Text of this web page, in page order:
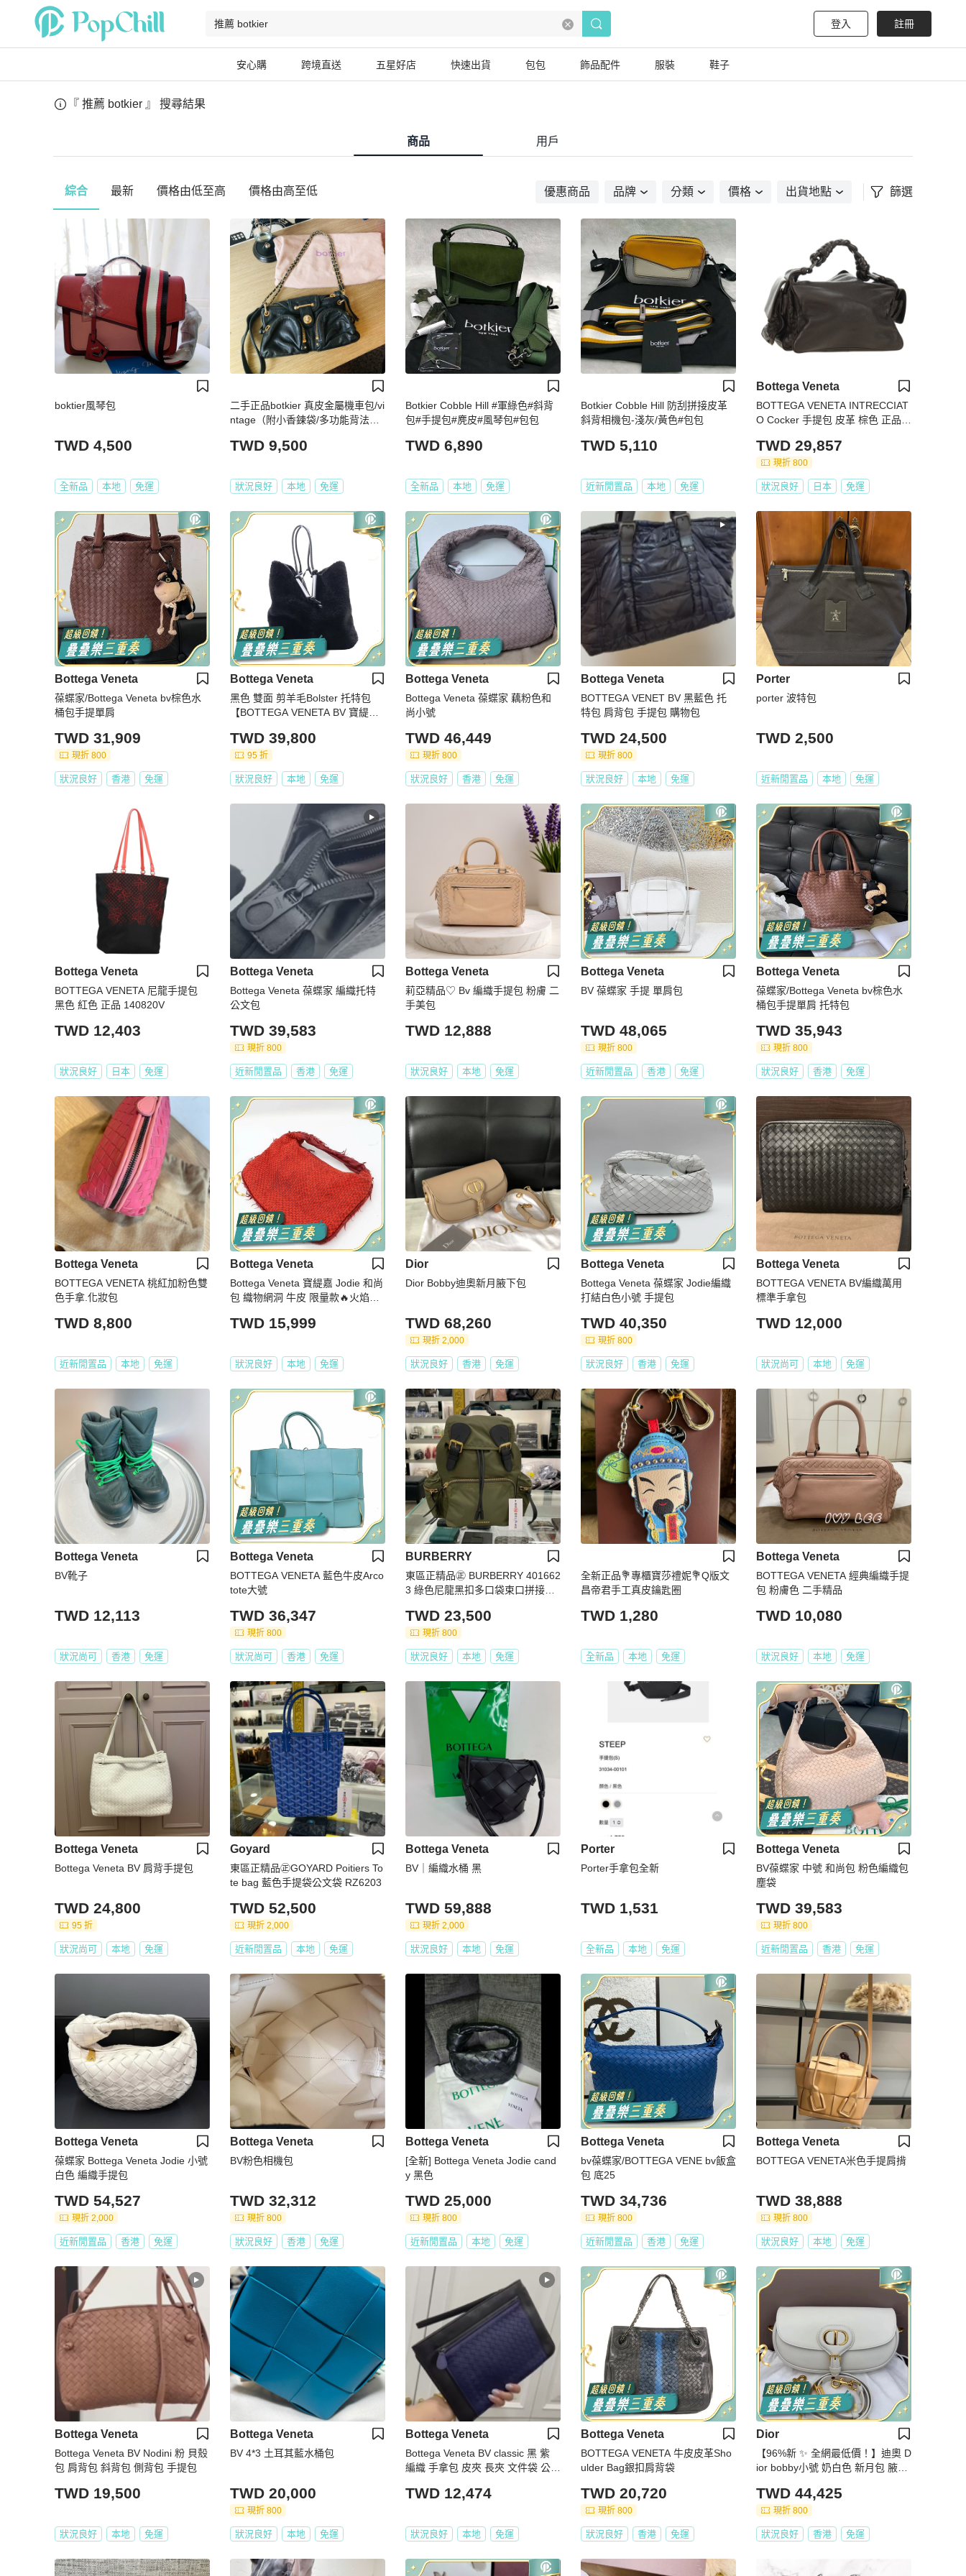
登入 註冊
安心購 跨境直送 五星好店 快速出貨 包包 飾品配件 服裝 鞋子
『 推薦 botkier 』 搜尋結果
商品 用戶
綜合 最新 價格由低至高 價格由高至低 優惠商品 品牌 分類 價格 出貨地點 篩選
boktier風琴包
TWD 4,500
全新品 本地 免運
二手正品botkier 真皮金屬機車包/vi
ntage（附小香鍊袋/多功能背法）
TWD 9,500
狀況良好 本地 免運
Botkier Cobble Hill #軍綠色#斜背
包#手提包#麂皮#風琴包#包包
TWD 6,890
全新品 本地 免運
Botkier Cobble Hill 防刮拼接皮革
斜背相機包-淺灰/黃色#包包
TWD 5,110
近新閒置品 本地 免運
Bottega Veneta
BOTTEGA VENETA INTRECCIAT
O Cocker 手提包 皮革 棕色 正品 1
TWD 29,857
現折 800
狀況良好 日本 免運
Bottega Veneta
葆蝶家/Bottega Veneta bv棕色水
桶包手提單肩
TWD 31,909
現折 800
狀況良好 香港 免運
Bottega Veneta
黑色 雙面 剪羊毛Bolster 托特包
【BOTTEGA VENETA BV 寶緹
TWD 39,800
95 折
狀況良好 本地 免運
Bottega Veneta
Bottega Veneta 葆蝶家 藕粉色和
尚小號
TWD 46,449
現折 800
狀況良好 香港 免運
Bottega Veneta
BOTTEGA VENET BV 黑藍色 托
特包 肩背包 手提包 購物包
TWD 24,500
現折 800
狀況良好 本地 免運
Porter
porter 波特包
TWD 2,500
近新閒置品 本地 免運
Bottega Veneta
BOTTEGA VENETA 尼龍手提包
黑色 紅色 正品 140820V
TWD 12,403
狀況良好 日本 免運
Bottega Veneta
Bottega Veneta 葆蝶家 編織托特
公文包
TWD 39,583
現折 800
近新閒置品 香港 免運
Bottega Veneta
莉亞精品♡ Bv 編織手提包 粉膚 二
手美包
TWD 12,888
狀況良好 本地 免運
Bottega Veneta
BV 葆蝶家 手提 單肩包
TWD 48,065
現折 800
近新閒置品 香港 免運
Bottega Veneta
葆蝶家/Bottega Veneta bv棕色水
桶包手提單肩 托特包
TWD 35,943
現折 800
狀況良好 香港 免運
Bottega Veneta
BOTTEGA VENETA 桃紅加粉色雙
色手拿.化妝包
TWD 8,800
近新閒置品 本地 免運
Bottega Veneta
Bottega Veneta 寶緹嘉 Jodie 和尚
包 織物網洞 牛皮 限量款🔥火焰鳥
TWD 15,999
狀況良好 本地 免運
Dior
Dior Bobby迪奧新月腋下包
TWD 68,260
現折 2,000
狀況良好 香港 免運
Bottega Veneta
Bottega Veneta 葆蝶家 Jodie編織
打結白色小號 手提包
TWD 40,350
現折 800
狀況良好 香港 免運
Bottega Veneta
BOTTEGA VENETA BV編織萬用
標準手拿包
TWD 12,000
狀況尚可 本地 免運
Bottega Veneta
BV靴子
TWD 12,113
狀況尚可 香港 免運
Bottega Veneta
BOTTEGA VENETA 藍色牛皮Arco
tote大號
TWD 36,347
現折 800
狀況尚可 香港 免運
BURBERRY
東區正精品㊣ BURBERRY 401662
3 綠色尼龍黑扣多口袋束口拼接皮
TWD 23,500
現折 800
狀況良好 本地 免運
全新正品💐專櫃寶莎禮妮💐Q版文
昌帝君手工真皮鑰匙圈
TWD 1,280
全新品 本地 免運
Bottega Veneta
BOTTEGA VENETA 經典編織手提
包 粉膚色 二手精品
TWD 10,080
狀況良好 本地 免運
Bottega Veneta
Bottega Veneta BV 肩背手提包
TWD 24,800
95 折
狀況尚可 本地 免運
Goyard
東區正精品㊣GOYARD Poitiers To
te bag 藍色手提袋公文袋 RZ6203
TWD 52,500
現折 2,000
近新閒置品 本地 免運
Bottega Veneta
BV｜編織水桶 黑
TWD 59,888
現折 2,000
狀況良好 本地 免運
Porter
Porter手拿包全新
TWD 1,531
全新品 本地 免運
Bottega Veneta
BV葆蝶家 中號 和尚包 粉色編織包
塵袋
TWD 39,583
現折 800
近新閒置品 香港 免運
Bottega Veneta
葆蝶家 Bottega Veneta Jodie 小號
白色 編織手提包
TWD 54,527
現折 2,000
近新閒置品 香港 免運
Bottega Veneta
BV粉色相機包
TWD 32,312
現折 800
狀況良好 香港 免運
Bottega Veneta
[全新] Bottega Veneta Jodie cand
y 黑色
TWD 25,000
現折 800
近新閒置品 本地 免運
Bottega Veneta
bv葆蝶家/BOTTEGA VENE bv飯盒
包 底25
TWD 34,736
現折 800
近新閒置品 香港 免運
Bottega Veneta
BOTTEGA VENETA米色手提肩揹
TWD 38,888
現折 800
狀況良好 本地 免運
Bottega Veneta
Bottega Veneta BV Nodini 粉 貝殼
包 肩背包 斜背包 側背包 手提包
TWD 19,500
狀況良好 本地 免運
Bottega Veneta
BV 4*3 土耳其藍水桶包
TWD 20,000
現折 800
狀況良好 本地 免運
Bottega Veneta
Bottega Veneta BV classic 黑 紫
編織 手拿包 皮夾 長夾 文件袋 公文
TWD 12,474
狀況良好 本地 免運
Bottega Veneta
BOTTEGA VENETA 牛皮皮革Sho
ulder Bag銀扣肩背袋
TWD 20,720
現折 800
狀況良好 香港 免運
Dior
【96%新 ✨ 全網最低價！】迪奧 D
ior bobby小號 奶白色 新月包 腋下
TWD 44,425
現折 800
狀況良好 香港 免運